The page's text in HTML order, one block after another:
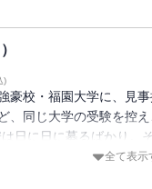
？
)
豪校・福園大学に、見
、同じ大学の受験を控
は日に日に募るばかり。
いう、玲欧の言葉に玲
全て表示